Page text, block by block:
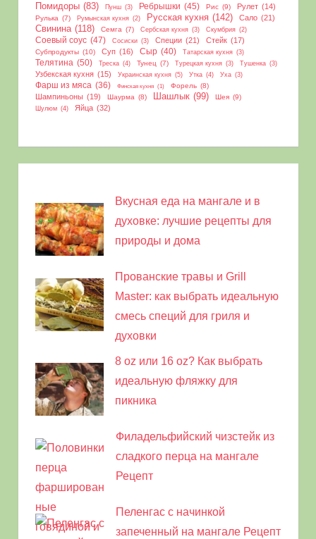
Помидоры (83) Пунш (3) Ребрышки (45) Рис (9) Рулет (14)
Рулька (7) Румынская кухня (2) Русская кухня (142) Сало (21)
Свинина (118) Семга (7) Сербская кухня (3) Скумбрия (2)
Соевый соус (47) Сосиски (3) Специи (21) Стейк (17)
Субпродукты (10) Суп (16) Сыр (40) Татарская кухня (3)
Телятина (50) Треска (4) Тунец (7) Турецкая кухня (3) Тушенка (3)
Узбекская кухня (15) Украинская кухня (5) Утка (4) Уха (3)
Фарш из мяса (36) Финская кухня (1) Форель (8)
Шампиньоны (19) Шаурма (8) Шашлык (99) Шея (9)
Шулюм (4) Яйца (32)
Вкусная еда на мангале и в
духовке: лучшие рецепты для
природы и дома
Прованские травы и Grill
Master: как выбрать идеальную
смесь специй для гриля и
духовки
8 oz или 16 oz? Как выбрать
идеальную фляжку для
пикника
Филадельфийский чизстейк из
сладкого перца на мангале
Рецепт
Пеленгас с начинкой
запеченный на мангале Рецепт